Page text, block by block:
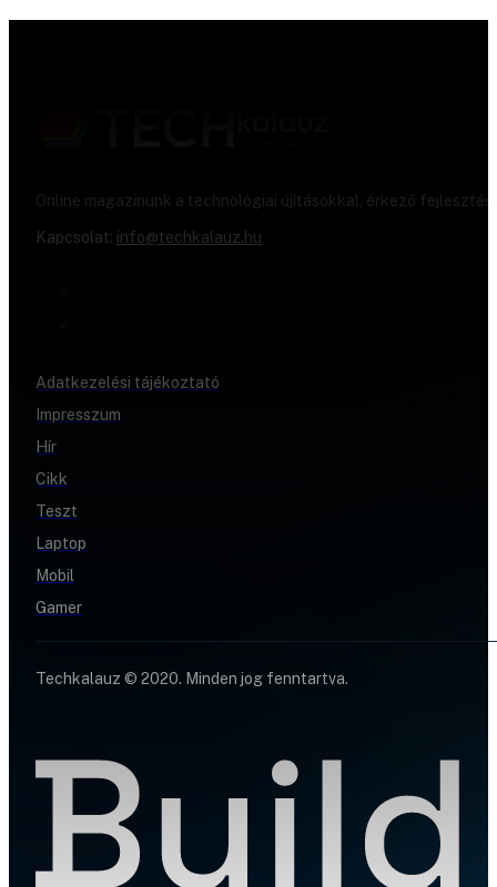
Online magazinunk a technológiai újításokkal, érkező
Kapcsolat: info@techkalauz.hu
Adatkezelési tájékoztató
Impresszum
Hír
Cikk
Teszt
Laptop
Mobil
Gamer
Techkalauz © 2020. Minden jog fenntartva.